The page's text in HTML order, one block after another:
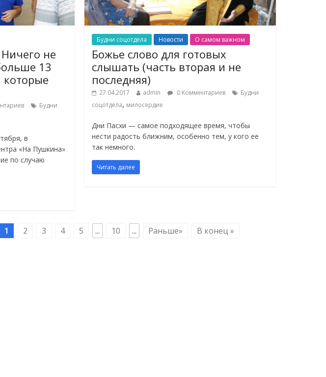
не
13
Будни
в
«На Пушкина»
по случаю
Будни соцотдела Новости О самом важном
Божье слово для готовых
слышать (часть вторая и не
последняя)
27.04.2017 admin 0 Комментариев
Будни
соцотдела, милосердие
Дни Пасхи — самое подходящее время, чтобы
нести радость ближним, особенно тем, у кого ее
так немного.
Читать далее
1 2 3 4 5 ... 10 ... Раньше» В конец »